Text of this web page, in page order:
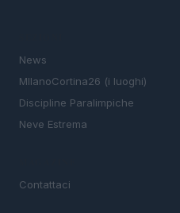
News
MIlanoCortina26 (i luoghi)
Discipline Paralimpiche
Neve Estrema
Contattaci